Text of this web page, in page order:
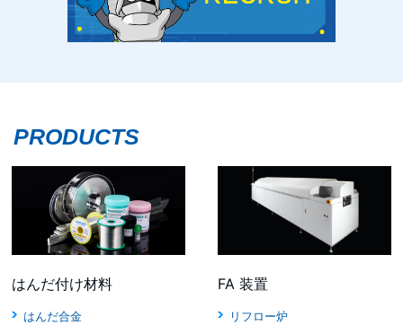
PRODUCTS
はんだ付け材料
はんだ合金
FA 装置
リフロー炉